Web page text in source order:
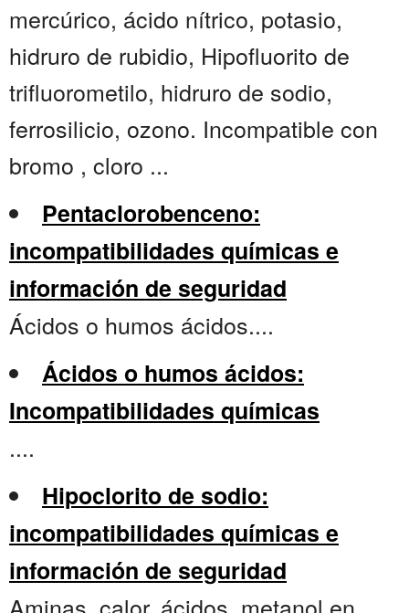
mercúrico, ácido nítrico, potasio,
hidruro de rubidio, Hipofluorito de
trifluorometilo, hidruro de sodio,
ferrosilicio, ozono. Incompatible con
bromo , cloro ...
Pentaclorobenceno:
incompatibilidades químicas e
información de seguridad
Ácidos o humos ácidos....
Ácidos o humos ácidos:
Incompatibilidades químicas
....
Hipoclorito de sodio:
incompatibilidades químicas e
información de seguridad